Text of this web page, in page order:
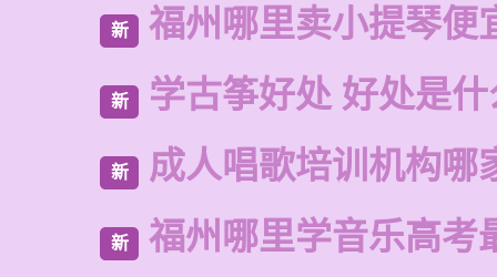
新 福州哪里卖小提琴便
新 学古筝好处 好处是什
新 成人唱歌培训机构哪
新 福州哪里学音乐高考